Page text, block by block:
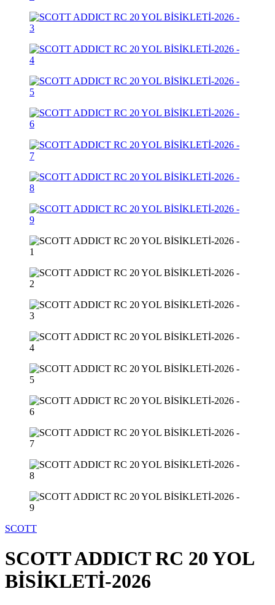
SCOTT
SCOTT ADDICT RC 20 YOL
BİSİKLETİ-2026